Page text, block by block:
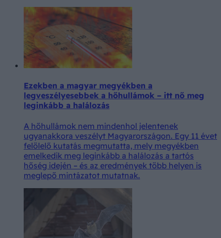
Ezekben a magyar megyékben a
legveszélyesebbek a hőhullámok – itt nő meg
leginkább a halálozás
A hőhullámok nem mindenhol jelentenek
ugyanakkora veszélyt Magyarországon. Egy 11 évet
felölelő kutatás megmutatta, mely megyékben
emelkedik meg leginkább a halálozás a tartós
hőség idején – és az eredmények több helyen is
meglepő mintázatot mutatnak.